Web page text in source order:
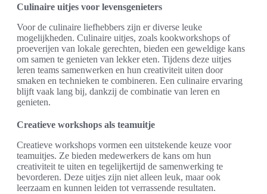
Culinaire uitjes voor levensgenieters
Voor de culinaire liefhebbers zijn er diverse leuke
mogelijkheden. Culinaire uitjes, zoals kookworkshops of
proeverijen van lokale gerechten, bieden een geweldige kans
om samen te genieten van lekker eten. Tijdens deze uitjes
leren teams samenwerken en hun creativiteit uiten door
smaken en technieken te combineren. Een culinaire ervaring
blijft vaak lang bij, dankzij de combinatie van leren en
genieten.
Creatieve workshops als teamuitje
Creatieve workshops vormen een uitstekende keuze voor
teamuitjes. Ze bieden medewerkers de kans om hun
creativiteit te uiten en tegelijkertijd de samenwerking te
bevorderen. Deze uitjes zijn niet alleen leuk, maar ook
leerzaam en kunnen leiden tot verrassende resultaten.